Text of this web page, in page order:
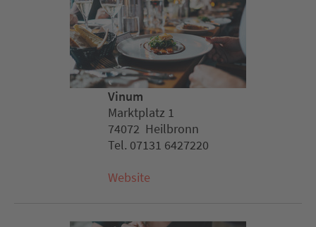
Vinum
Marktplatz 1
74072 Heilbronn
Tel. 07131 6427220
Website